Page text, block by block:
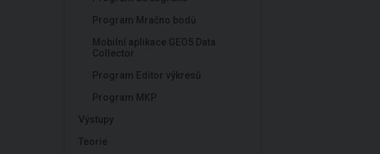
Program Mračno bodů
Mobilní aplikace GEO5 Data
Collector
Program Editor výkresů
Program MKP
Výstupy
Teorie